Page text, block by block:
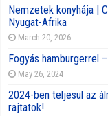
Nemzetek konyhája |
Nyugat-Afrika
March 20, 2026
Fogyás hamburgerrel
May 26, 2024
2024-ben teljesül az
rajtatok!